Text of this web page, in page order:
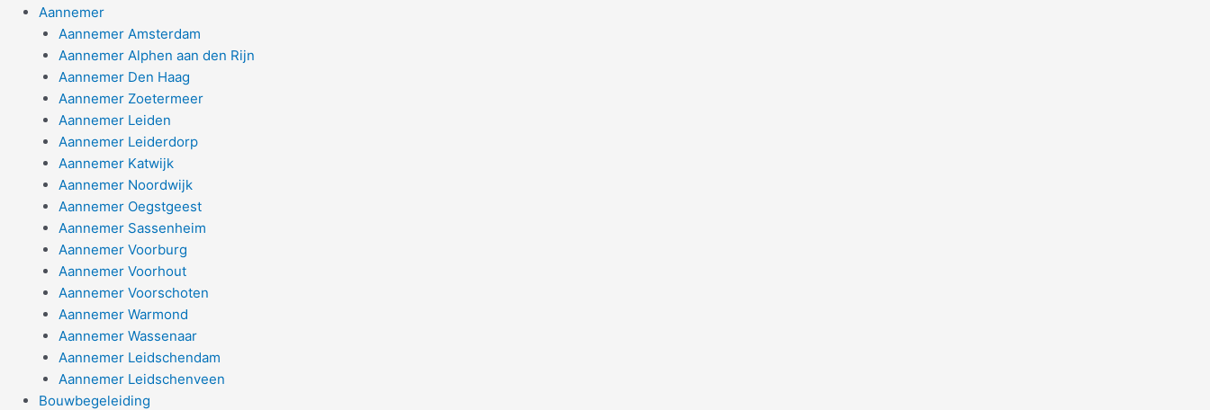
Aannemer
Aannemer Amsterdam
Aannemer Alphen aan den Rijn
Aannemer Den Haag
Aannemer Zoetermeer
Aannemer Leiden
Aannemer Leiderdorp
Aannemer Katwijk
Aannemer Noordwijk
Aannemer Oegstgeest
Aannemer Sassenheim
Aannemer Voorburg
Aannemer Voorhout
Aannemer Voorschoten
Aannemer Warmond
Aannemer Wassenaar
Aannemer Leidschendam
Aannemer Leidschenveen
Bouwbegeleiding